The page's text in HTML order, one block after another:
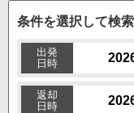
条件を選択して検索
出発
日時
返却
日時